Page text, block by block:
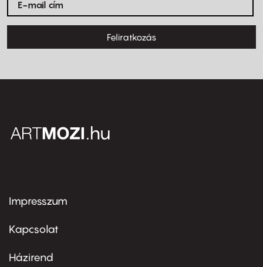
Feliratkozás
Footer
first
Impresszum
Kapcsolat
Footer
Házirend